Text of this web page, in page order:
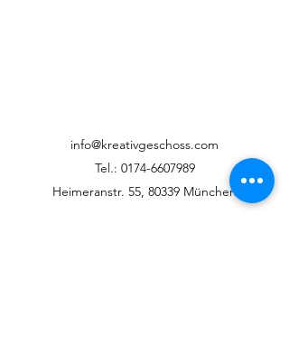
info@kreativgeschoss.com
Tel.: 0174-6607989
Heimeranstr. 55, 80339 München